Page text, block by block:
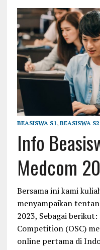
BEASISWA S1, BEASISWA S2
Info
Medcom
Bersama ini kami
menyampaikan
2023, Sebagai
Competition (OSC)
online pertama di